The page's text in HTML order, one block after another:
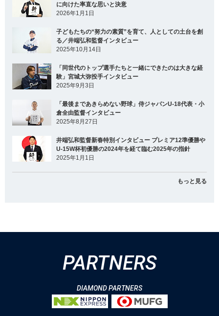
に向けた率直な思いと決意
2026年1月1日
子どもたちの“努力の素質”を育て、人としての土台を創
る／井端弘和監督インタビュー
2025年10月14日
「同世代のトップ選手たちと一緒にできたのは大きな経
験」宮城大弥投手インタビュー
2025年9月3日
「最後まであきらめない野球」侍ジャパンU-18代表・小
倉全由監督インタビュー
2025年8月27日
井端弘和監督新春特別インタビュー プレミア12準優勝や
U-15W杯初優勝の2024年を経て臨む2025年の指針
2025年1月1日
もっと見る
PARTNERS
DIAMOND PARTNERS